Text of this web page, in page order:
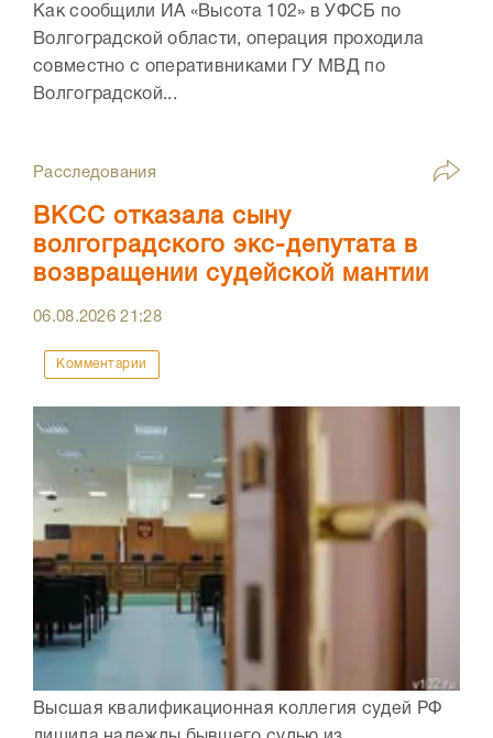
Как сообщили ИА «Высота 102» в УФСБ по
Волгоградской области, операция проходила
совместно с оперативниками ГУ МВД по
Волгоградской...
Расследования
ВКСС отказала сыну
волгоградского экс-депутата в
возвращении судейской мантии
06.08.202621:28
Комментарии
Высшая квалификационная коллегия судей РФ